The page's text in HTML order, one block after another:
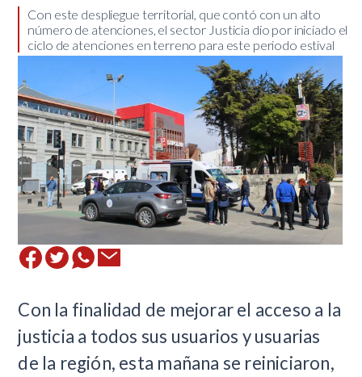
​Con este despliegue territorial, que contó con un alto
número de atenciones, el sector Justicia dio por iniciado el
ciclo de atenciones en terreno para este periodo estival
​Con la finalidad de mejorar el acceso a la
justicia a todos sus usuarios y usuarias
de la región, esta mañana se reiniciaron,